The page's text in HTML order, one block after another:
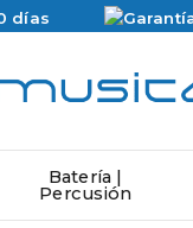
Batería |
Percusión